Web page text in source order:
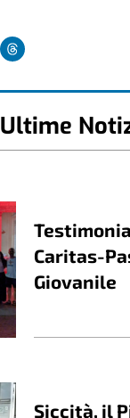
Ultime
Caritas-
Giovanile
Siccità, il